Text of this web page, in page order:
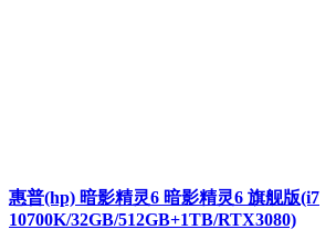
惠普(hp) 暗影精灵6 暗影精灵6 旗舰版(i7
10700K/32GB/512GB+1TB/RTX3080)